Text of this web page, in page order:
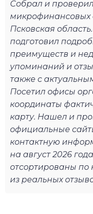
Собрал и
микрофинансовых
Псковская
подготовил
преимуществ и
упоминаний и
также с
Посетил офисы
координаты
карту. Нашел и
официальные
контактную
на август 2026
отсортированы по
из реальных